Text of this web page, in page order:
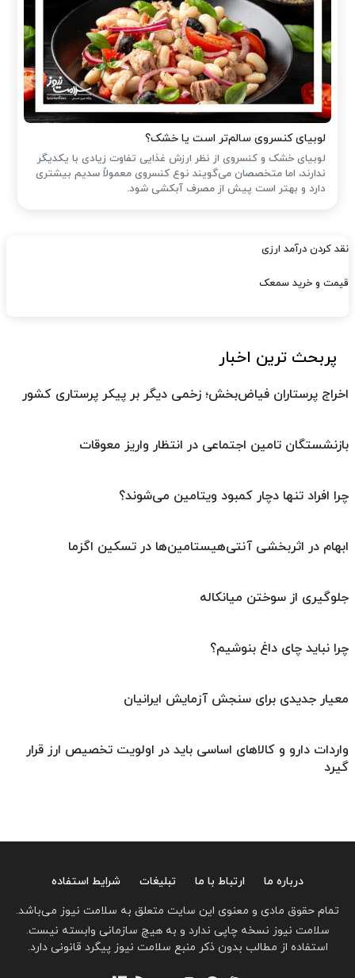
لوبیای کنسروی سالم‌تر است یا خشک؟
لوبیای خشک و کنسروی از نظر ارزش غذایی تفاوت زیادی با یکدیگر
ندارند، اما متخصصان می‌گویند نوع کنسروی معمولاً سدیم بیشتری
دارد و بهتر است پیش از مصرف آبکشی شود.
نقد کردن درآمد ارزی
قیمت و خرید سمعک
پربحث ترین اخبار
اخراج پرستاران فیاض‌بخش؛ زخمی دیگر بر پیکر پرستاری کشور
بازنشستگان تامین اجتماعی در انتظار واریز معوقات
چرا افراد تنها دچار کمبود ویتامین می‌شوند؟
ابهام در اثربخشی آنتی‌هیستامین‌ها در تسکین اگزما
جلوگیری از سوختن میانکاله
چرا نباید چای داغ بنوشیم؟
معیار جدیدی برای سنجش آزمایش ایرانیان
واردات دارو و کالاهای اساسی باید در اولویت تخصیص ارز قرار
گیرد
درباره ما ارتباط با ما تبلیغات
شرایط استفاده
تمام حقوق مادی و معنوی این سایت متعلق به سلامت نیوز می‌باشد.
سلامت نیوز نسخه چاپی ندارد و به هیچ سازمانی وابسته نیست.
استفاده از مطالب بدون ذکر منبع سلامت نیوز پیگرد قانونی دارد.